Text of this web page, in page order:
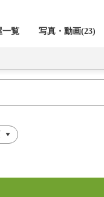
一覧 写真・動画(23)